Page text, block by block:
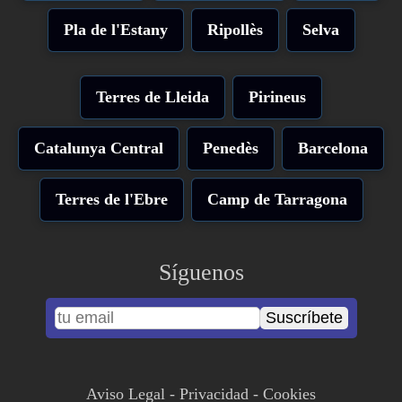
Pla de l'Estany Ripollès Selva
Terres de Lleida Pirineus
Catalunya Central Penedès Barcelona
Terres de l'Ebre Camp de Tarragona
Síguenos
Suscríbete
Aviso Legal - Privacidad - Cookies